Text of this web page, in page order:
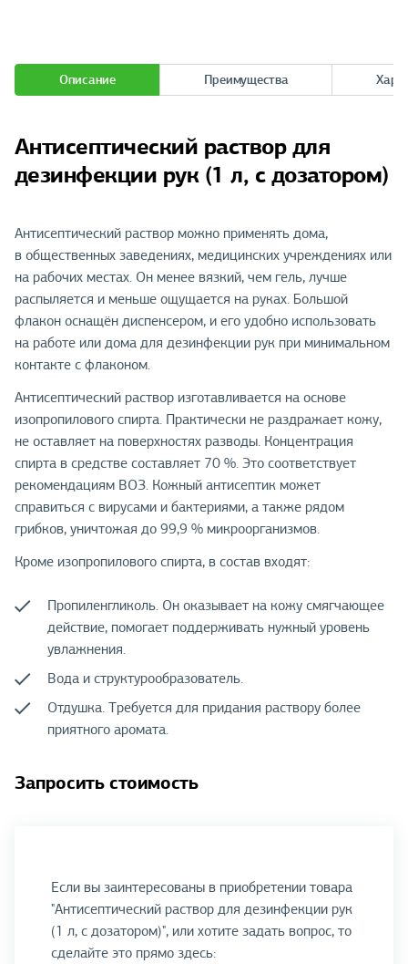
Описание Преимущества
Антисептический раствор для
дезинфекции рук (1 л, с дозатором)
Антисептический раствор можно применять дома,
в общественных заведениях, медицинских учреждениях или
на рабочих местах. Он менее вязкий, чем гель, лучше
распыляется и меньше ощущается на руках. Большой
флакон оснащён диспенсером, и его удобно использовать
на работе или дома для дезинфекции рук при минимальном
контакте с флаконом.
Антисептический раствор изготавливается на основе
изопропилового спирта. Практически не раздражает кожу,
не оставляет на поверхностях разводы. Концентрация
спирта в средстве составляет 70 %. Это соответствует
рекомендациям ВОЗ. Кожный антисептик может
справиться с вирусами и бактериями, а также рядом
грибков, уничтожая до 99,9 % микроорганизмов.
Кроме изопропилового спирта, в состав входят:
Пропиленгликоль. Он оказывает на кожу смягчающее
действие, помогает поддерживать нужный уровень
увлажнения.
Вода и структурообразователь.
Отдушка. Требуется для придания раствору более
приятного аромата.
Запросить стоимость
Если вы заинтересованы в приобретении товара
"Антисептический раствор для дезинфекции рук
(1 л, с дозатором)", или хотите задать вопрос, то
сделайте это прямо здесь: